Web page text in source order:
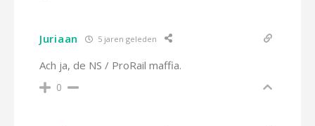
Juriaan 5 jaren geleden
Ach ja, de NS / ProRail maffia.
0